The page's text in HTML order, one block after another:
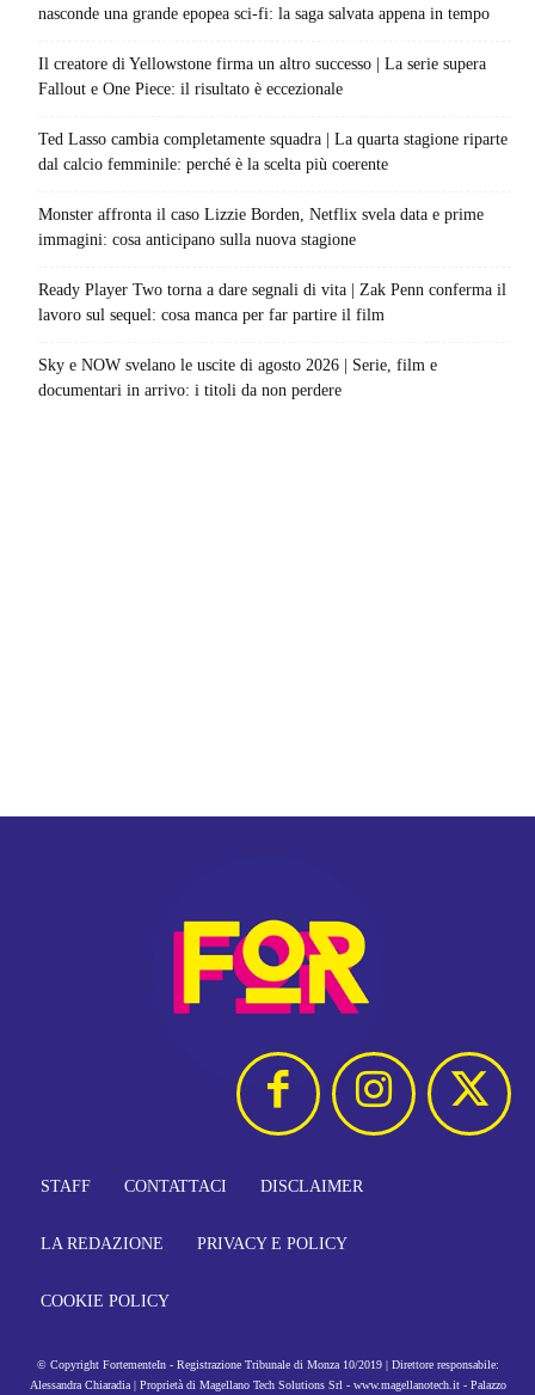
nasconde una grande epopea sci-fi: la saga salvata appena in tempo
Il creatore di Yellowstone firma un altro successo | La serie supera
Fallout e One Piece: il risultato è eccezionale
Ted Lasso cambia completamente squadra | La quarta stagione riparte
dal calcio femminile: perché è la scelta più coerente
Monster affronta il caso Lizzie Borden, Netflix svela data e prime
immagini: cosa anticipano sulla nuova stagione
Ready Player Two torna a dare segnali di vita | Zak Penn conferma il
lavoro sul sequel: cosa manca per far partire il film
Sky e NOW svelano le uscite di agosto 2026 | Serie, film e
documentari in arrivo: i titoli da non perdere
STAFF CONTATTACI DISCLAIMER
LA REDAZIONE PRIVACY E POLICY
COOKIE POLICY
© Copyright FortementeIn - Registrazione Tribunale di Monza 10/2019 | Direttore responsabile:
Alessandra Chiaradia | Proprietà di Magellano Tech Solutions Srl - www.magellanotech.it - Palazzo